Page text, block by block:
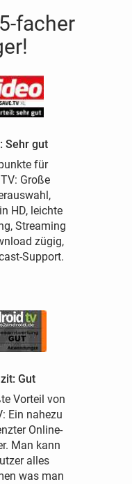
facher
Sehr gut
für
Große
HD, leichte
Streaming
zügig,
Support.
Gut
Vorteil von
Ein nahezu
Online-
Man kann
alles
was man